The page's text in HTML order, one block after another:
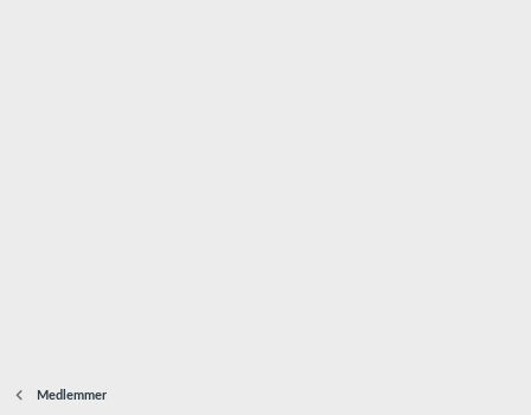
Medlemmer